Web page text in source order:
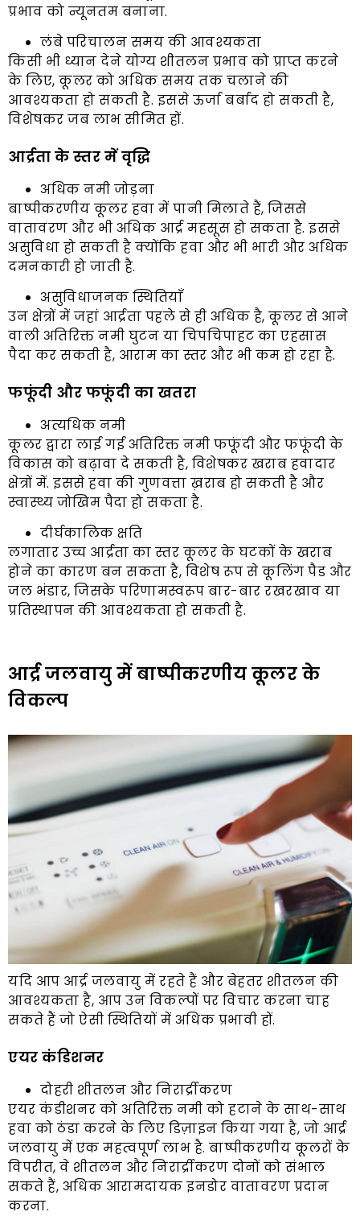
प्रभाव को न्यूनतम बनाना.
लंबे परिचालन समय की आवश्यकता
किसी भी ध्यान देने योग्य शीतलन प्रभाव को प्राप्त करने
के लिए, कूलर को अधिक समय तक चलाने की
आवश्यकता हो सकती है. इससे ऊर्जा बर्बाद हो सकती है,
विशेषकर जब लाभ सीमित हों.
आर्द्रता के स्तर में वृद्धि
अधिक नमी जोड़ना
बाष्पीकरणीय कूलर हवा में पानी मिलाते हैं, जिससे
वातावरण और भी अधिक आर्द्र महसूस हो सकता है. इससे
असुविधा हो सकती है क्योंकि हवा और भी भारी और अधिक
दमनकारी हो जाती है.
असुविधाजनक स्थितियाँ
उन क्षेत्रों में जहां आर्द्रता पहले से ही अधिक है, कूलर से आने
वाली अतिरिक्त नमी घुटन या चिपचिपाहट का एहसास
पैदा कर सकती है, आराम का स्तर और भी कम हो रहा है.
फफूंदी और फफूंदी का खतरा
अत्यधिक नमी
कूलर द्वारा लाई गई अतिरिक्त नमी फफूंदी और फफूंदी के
विकास को बढ़ावा दे सकती है, विशेषकर खराब हवादार
क्षेत्रों में. इससे हवा की गुणवत्ता ख़राब हो सकती है और
स्वास्थ्य जोखिम पैदा हो सकता है.
दीर्घकालिक क्षति
लगातार उच्च आर्द्रता का स्तर कूलर के घटकों के खराब
होने का कारण बन सकता है, विशेष रूप से कूलिंग पैड और
जल भंडार, जिसके परिणामस्वरूप बार-बार रखरखाव या
प्रतिस्थापन की आवश्यकता हो सकती है.
आर्द्र जलवायु में बाष्पीकरणीय कूलर के
विकल्प
यदि आप आर्द्र जलवायु में रहते हैं और बेहतर शीतलन की
आवश्यकता है, आप उन विकल्पों पर विचार करना चाह
सकते हैं जो ऐसी स्थितियों में अधिक प्रभावी हों.
एयर कंडिशनर
दोहरी शीतलन और निरार्द्रीकरण
एयर कंडीशनर को अतिरिक्त नमी को हटाने के साथ-साथ
हवा को ठंडा करने के लिए डिज़ाइन किया गया है, जो आर्द्र
जलवायु में एक महत्वपूर्ण लाभ है. बाष्पीकरणीय कूलरों के
विपरीत, वे शीतलन और निरार्द्रीकरण दोनों को संभाल
सकते हैं, अधिक आरामदायक इनडोर वातावरण प्रदान
करना.